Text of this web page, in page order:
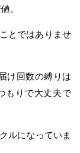
。
とではありませ
け回数の縛りは
もりで大丈夫で
ルになっていま